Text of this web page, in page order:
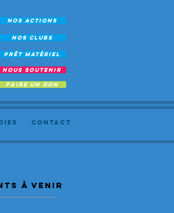
NOUS SOUTENIR
NOS ACTIONS
NOS CLUBS
prêt Matériel
FAIRE UN DON
Contact
à venir